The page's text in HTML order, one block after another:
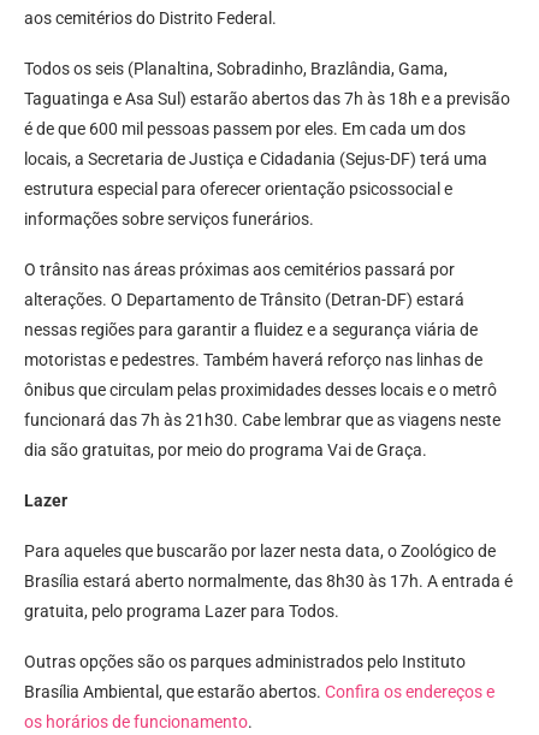
aos cemitérios do Distrito Federal.
Todos os seis (Planaltina, Sobradinho, Brazlândia, Gama,
Taguatinga e Asa Sul) estarão abertos das 7h às 18h e a previsão
é de que 600 mil pessoas passem por eles. Em cada um dos
locais, a Secretaria de Justiça e Cidadania (Sejus-DF) terá uma
estrutura especial para oferecer orientação psicossocial e
informações sobre serviços funerários.
O trânsito nas áreas próximas aos cemitérios passará por
alterações. O Departamento de Trânsito (Detran-DF) estará
nessas regiões para garantir a fluidez e a segurança viária de
motoristas e pedestres. Também haverá reforço nas linhas de
ônibus que circulam pelas proximidades desses locais e o metrô
funcionará das 7h às 21h30. Cabe lembrar que as viagens neste
dia são gratuitas, por meio do programa Vai de Graça.
Lazer
Para aqueles que buscarão por lazer nesta data, o Zoológico de
Brasília estará aberto normalmente, das 8h30 às 17h. A entrada é
gratuita, pelo programa Lazer para Todos.
Outras opções são os parques administrados pelo Instituto
Brasília Ambiental, que estarão abertos. Confira os endereços e
os horários de funcionamento.